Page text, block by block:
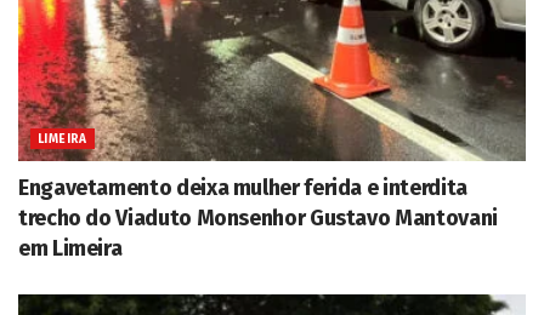
LIMEIRA
Engavetamento deixa mulher ferida e interdita
trecho do Viaduto Monsenhor Gustavo Mantovani
em Limeira